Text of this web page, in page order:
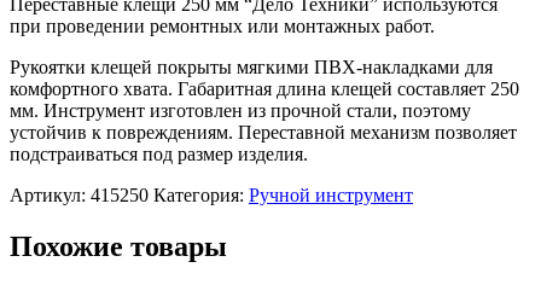
при проведении ремонтных или монтажных работ.
Рукоятки клещей покрыты мягкими ПВХ-накладками для
комфортного хвата. Габаритная длина клещей составляет 250
мм. Инструмент изготовлен из прочной стали, поэтому
устойчив к повреждениям. Переставной механизм позволяет
подстраиваться под размер изделия.
Артикул: 415250 Категория: Ручной инструмент
Похожие товары